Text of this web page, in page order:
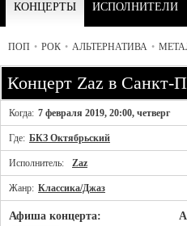
КОНЦЕРТЫ ИСПОЛНИТЕЛИ
ПОП • РОК • АЛЬТЕРНАТИВА •
Концерт Zaz в Санкт-
Когда: 7 февраля 2019, 20:00, четверг
Где: БКЗ Октябрьский
Исполнитель: Zaz
Жанр: Классика/Джаз
Афиша концерта: